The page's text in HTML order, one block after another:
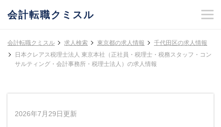
会計転職クミスル
会計転職クミスル 求人検索 東京都の求人情報
千代田区の求人情報
日本クレアス税理士法人 東京本社（正社員・税理士・税務スタッフ・コン
サルティング・会計事務所・税理士法人）の求人情報
2026年7月29日更新